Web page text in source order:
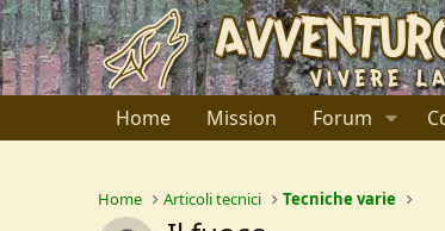
Home Mission Forum
Home Articoli tecnici Tecniche varie